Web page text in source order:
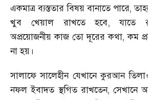
একমাত্র ব্যস্ততার বিষয় বানাতে পারে,
খুব খেয়াল রাখতে হবে,যাতে
অপ্রয়োজনীয় কাজ তো দূরের কথা,কম
না হয়।
সালাফে সালেহীন যেখানে কুরআন
নফল ইবাদত স্থগিত রাখতেন,সেখানে